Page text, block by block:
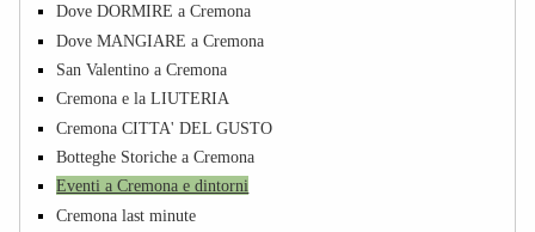
Dove DORMIRE a Cremona
Dove MANGIARE a Cremona
San Valentino a Cremona
Cremona e la LIUTERIA
Cremona CITTA' DEL GUSTO
Botteghe Storiche a Cremona
Eventi a Cremona e dintorni
Cremona last minute